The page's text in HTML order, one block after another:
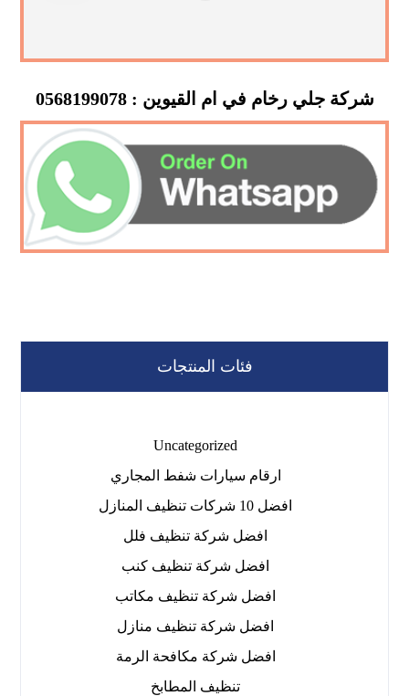
شركة جلي رخام في ام القيوين : 0568199078
فئات المنتجات
Uncategorized
ارقام سيارات شفط المجاري
افضل 10 شركات تنظيف المنازل
افضل شركة تنظيف فلل
افضل شركة تنظيف كنب
افضل شركة تنظيف مكاتب
افضل شركة تنظيف منازل
افضل شركة مكافحة الرمة
تنظيف المطابخ